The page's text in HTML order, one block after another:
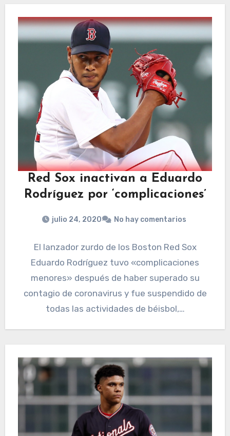
Red Sox inactivan a Eduardo
Rodríguez por ‘complicaciones’
julio 24, 2020 No hay comentarios
El lanzador zurdo de los Boston Red Sox
Eduardo Rodríguez tuvo «complicaciones
menores» después de haber superado su
contagio de coronavirus y fue suspendido de
todas las actividades de béisbol,…